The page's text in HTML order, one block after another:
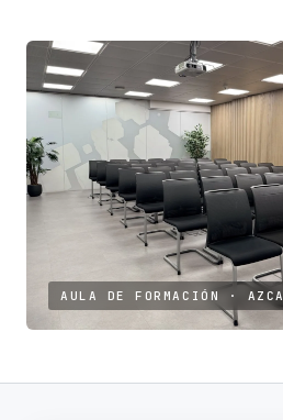
AULA DE FORMACIÓN · AZCA